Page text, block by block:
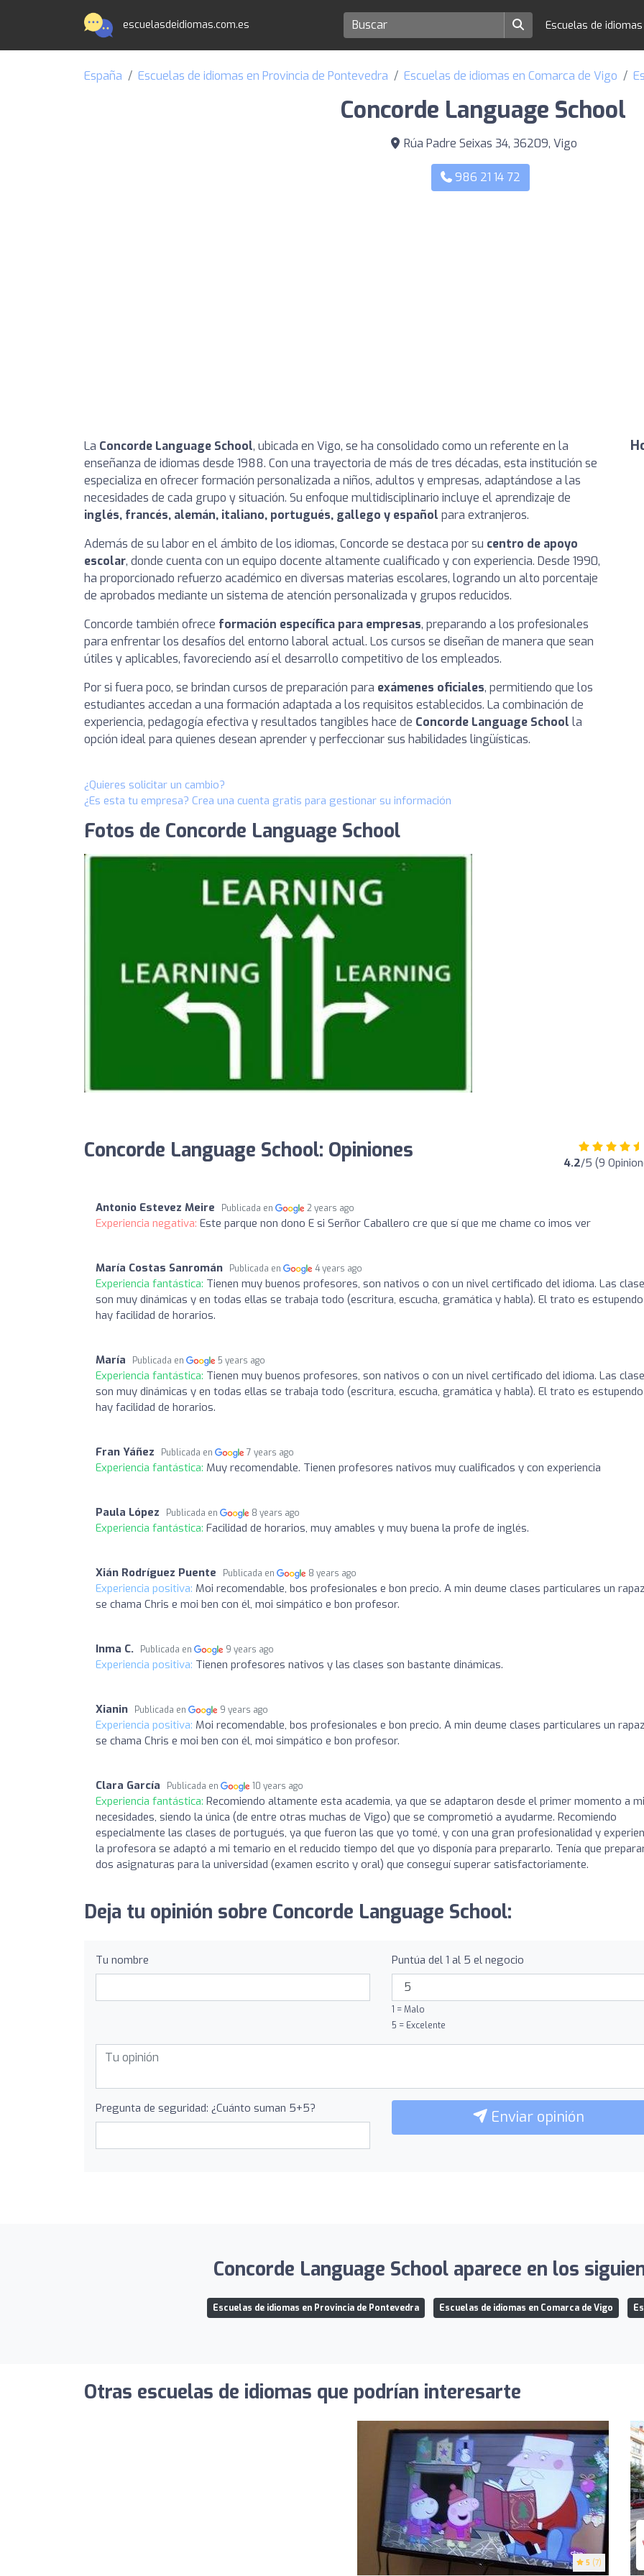
escuelasdeidiomas.com.es Escuelas de idiomas
España Escuelas de idiomas en Provincia de Pontevedra Escuelas de idiomas en Comarca de Vigo
Concorde Language School
Rúa Padre Seixas 34, 36209, Vigo
986 21 14 72
La Concorde Language School, ubicada en Vigo, se ha consolidado como un referente en la
enseñanza de idiomas desde 1988. Con una trayectoria de más de tres décadas, esta institución se
especializa en ofrecer formación personalizada a niños, adultos y empresas, adaptándose a las
necesidades de cada grupo y situación. Su enfoque multidisciplinario incluye el aprendizaje de
inglés, francés, alemán, italiano, portugués, gallego y español para extranjeros.
Además de su labor en el ámbito de los idiomas, Concorde se destaca por su centro de apoyo
escolar, donde cuenta con un equipo docente altamente cualificado y con experiencia. Desde 1990,
ha proporcionado refuerzo académico en diversas materias escolares, logrando un alto porcentaje
de aprobados mediante un sistema de atención personalizada y grupos reducidos.
Concorde también ofrece formación específica para empresas, preparando a los profesionales
para enfrentar los desafíos del entorno laboral actual. Los cursos se diseñan de manera que sean
útiles y aplicables, favoreciendo así el desarrollo competitivo de los empleados.
Por si fuera poco, se brindan cursos de preparación para exámenes oficiales, permitiendo que los
estudiantes accedan a una formación adaptada a los requisitos establecidos. La combinación de
experiencia, pedagogía efectiva y resultados tangibles hace de Concorde Language School la
opción ideal para quienes desean aprender y perfeccionar sus habilidades lingüísticas.
¿Quieres solicitar un cambio?
¿Es esta tu empresa? Crea una cuenta gratis para gestionar su información
Fotos de Concorde Language School
Concorde Language School: Opiniones 4.2/5 (9
Antonio Estevez Meire Publicada en 2 years ago
Experiencia negativa: Este parque non dono E si Serñor Caballero cre que sí que me chame co imos ver
María Costas Sanromán Publicada en 4 years ago
Experiencia fantástica: Tienen muy buenos profesores, son nativos o con un nivel certificado del idioma. Las
son muy dinámicas y en todas ellas se trabaja todo (escritura, escucha, gramática y habla). El trato es
hay facilidad de horarios.
María Publicada en 5 years ago
Experiencia fantástica: Tienen muy buenos profesores, son nativos o con un nivel certificado del idioma. Las
son muy dinámicas y en todas ellas se trabaja todo (escritura, escucha, gramática y habla). El trato es
hay facilidad de horarios.
Fran Yáñez Publicada en 7 years ago
Experiencia fantástica: Muy recomendable. Tienen profesores nativos muy cualificados y con experiencia
Paula López Publicada en 8 years ago
Experiencia fantástica: Facilidad de horarios, muy amables y muy buena la profe de inglés.
Xián Rodríguez Puente Publicada en 8 years ago
Experiencia positiva: Moi recomendable, bos profesionales e bon precio. A min deume clases particulares un
se chama Chris e moi ben con él, moi simpático e bon profesor.
Inma C. Publicada en 9 years ago
Experiencia positiva: Tienen profesores nativos y las clases son bastante dinámicas.
Xianin Publicada en 9 years ago
Experiencia positiva: Moi recomendable, bos profesionales e bon precio. A min deume clases particulares un
se chama Chris e moi ben con él, moi simpático e bon profesor.
Clara García Publicada en 10 years ago
Experiencia fantástica: Recomiendo altamente esta academia, ya que se adaptaron desde el primer momento a
necesidades, siendo la única (de entre otras muchas de Vigo) que se comprometió a ayudarme. Recomiendo
especialmente las clases de portugués, ya que fueron las que yo tomé, y con una gran profesionalidad y
la profesora se adaptó a mi temario en el reducido tiempo del que yo disponía para prepararlo. Tenía que
dos asignaturas para la universidad (examen escrito y oral) que conseguí superar satisfactoriamente.
Deja tu opinión sobre Concorde Language School:
Tu nombre Puntúa del 1 al 5 el negocio
1 = Malo
5 = Excelente
Pregunta de seguridad: ¿Cuánto suman 5+5? Enviar opinión
Concorde Language School aparece en los
Escuelas de idiomas en Provincia de Pontevedra Escuelas de idiomas en Comarca de Vigo
Otras escuelas de idiomas que podrían interesarte
5 (7)